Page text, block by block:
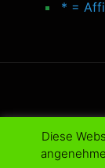
* =
©
Diese